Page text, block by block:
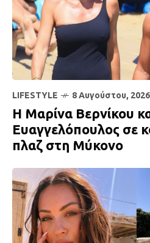
LIFESTYLE 8 Αυγούστου, 2026
H Μαρίνα Βερνίκου
Ευαγγελόπουλος σε
πλαζ στη Μύκονο